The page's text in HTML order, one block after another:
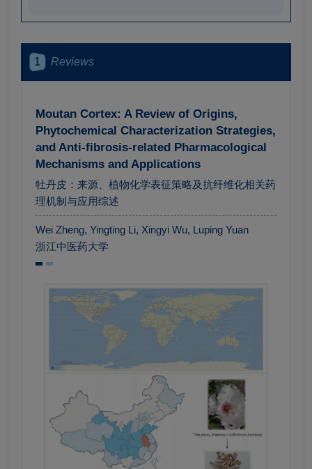
1 Reviews
Moutan Cortex: A Review of Origins,
Phytochemical Characterization Strategies,
and Anti-fibrosis-related Pharmacological
Mechanisms and Applications
牡丹皮：来源、植物化学表征策略及抗纤维化相关药
理机制与应用综述
Wei Zheng, Yingting Li, Xingyi Wu, Luping Yuan
浙江中医药大学